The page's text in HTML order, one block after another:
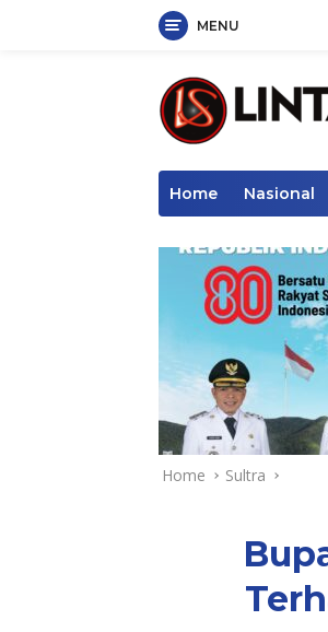
MENU
Home Nasional
Home Sultra